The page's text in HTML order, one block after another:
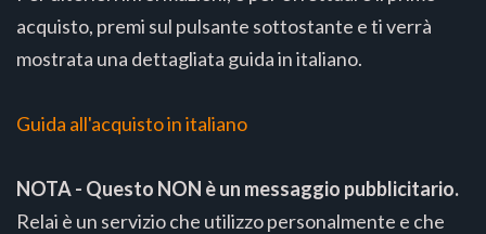
acquisto, premi sul pulsante sottostante e ti verrà
mostrata una dettagliata guida in italiano.
Guida all'acquisto in italiano
NOTA - Questo NON è un messaggio pubblicitario.
Relai è un servizio che utilizzo personalmente e che